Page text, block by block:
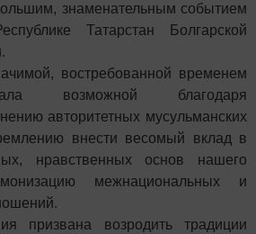
знаменательным событием
Татарстан Болгарской
востребованной временем
возможной благодаря
авторитетных мусульманских
внести весомый вклад в
нравственных основ нашего
межнациональных и
призвана возродить традиции